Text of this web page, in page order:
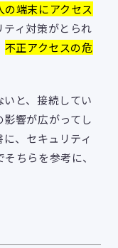
端末にアクセス
ィ対策がとられ
不正アクセスの危
と、接続してい
響が広がってし
、セキュリティ
ちらを参考に、